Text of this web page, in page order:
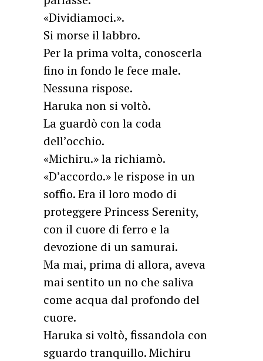
«Dividiamoci.».
Si morse il labbro.
Per la prima volta, conoscerla
fino in fondo le fece male.
Nessuna rispose.
Haruka non si voltò.
La guardò con la coda
dell’occhio.
«Michiru.» la richiamò.
«D’accordo.» le rispose in un
soffio. Era il loro modo di
proteggere Princess Serenity,
con il cuore di ferro e la
devozione di un samurai.
Ma mai, prima di allora, aveva
mai sentito un no che saliva
come acqua dal profondo del
cuore.
Haruka si voltò, fissandola con
sguardo tranquillo. Michiru